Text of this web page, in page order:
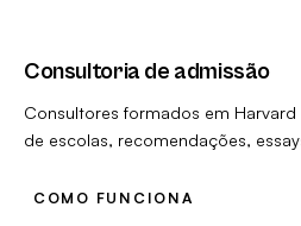
Consultoria de admissão
Consultores formados em
de escolas, recomendações,
COMO FUNCIONA